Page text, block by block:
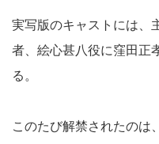
実写版のキャストには、
者、絵心甚八役に窪田正
る。
このたび解禁されたのは